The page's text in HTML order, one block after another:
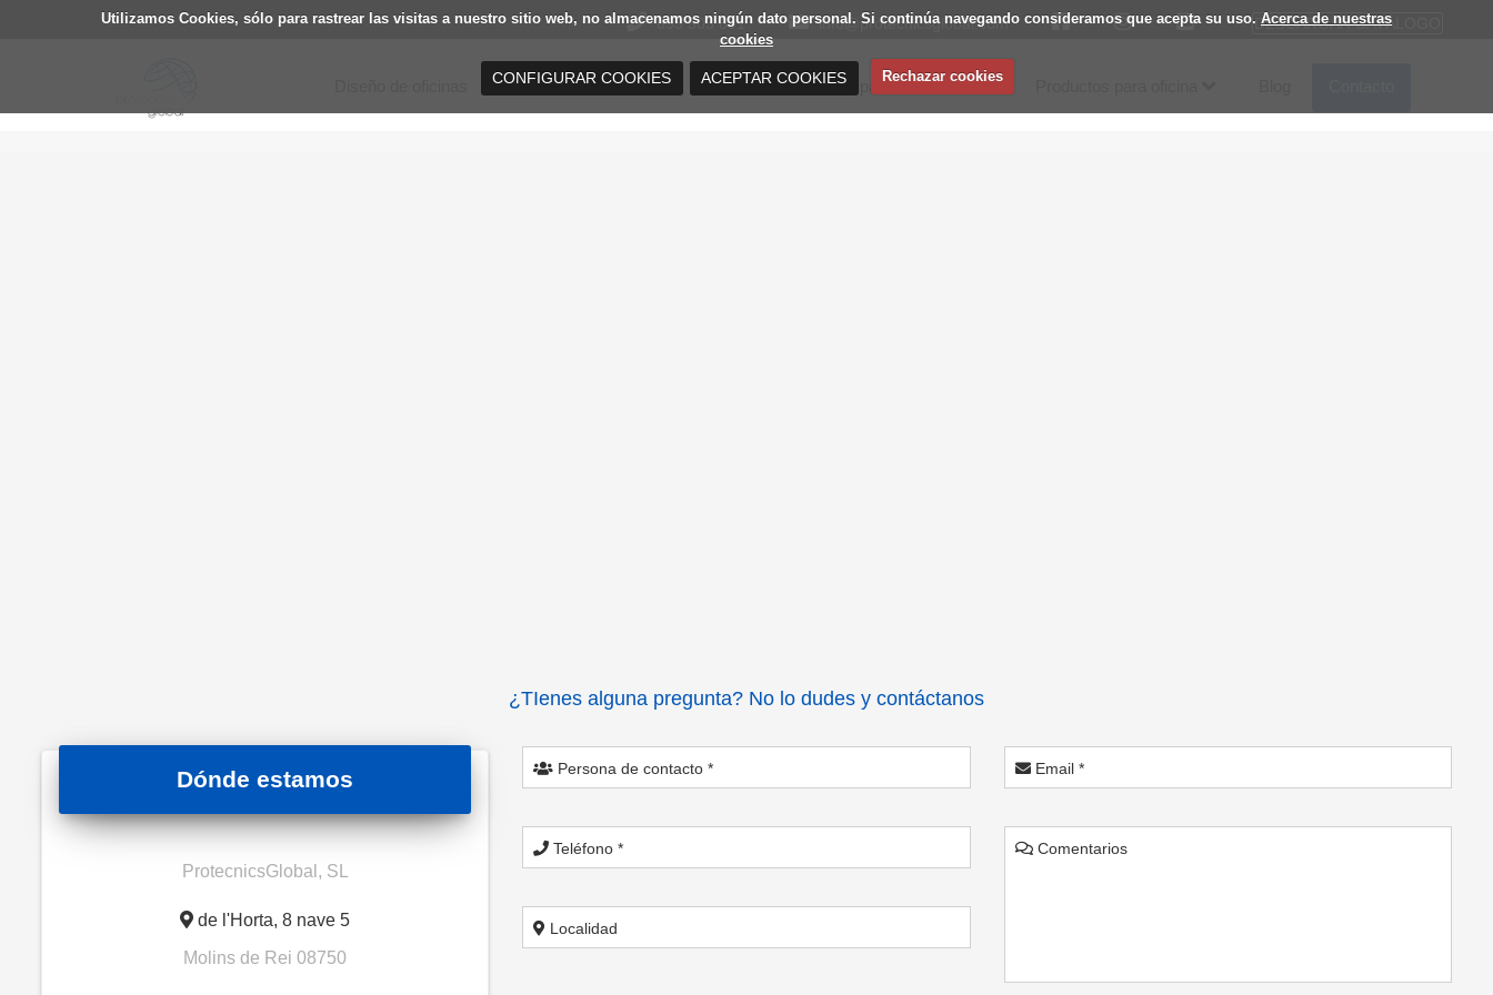
Utilizamos Cookies, sólo para rastrear las visitas a nuestro sitio web, no almacenamos ningún dato personal. Si continúa navegando consideramos que acepta su uso. Acerca de nuestras
cookies
CONFIGURAR COOKIES ACEPTAR COOKIES Rechazar cookies
693 503 691 info@protecnicsglobal.com DESCARGAR CATÁLOGO
Mamparas de oficina Distribuidores de mamparas de oficina
¿TIenes alguna pregunta? No lo dudes y contáctanos
Dónde estamos
ProtecnicsGlobal, SL
de l'Horta, 8 nave 5
Molins de Rei 08750
Persona de contacto *
Teléfono *
Localidad
Email *
Comentarios